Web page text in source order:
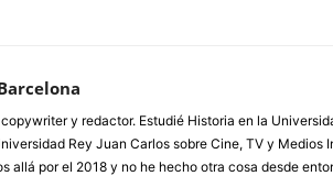
y redactor. Estudié Historia en la
Rey Juan Carlos sobre Cine, TV y Medios
allá por el 2018 y no he hecho otra cosa desde